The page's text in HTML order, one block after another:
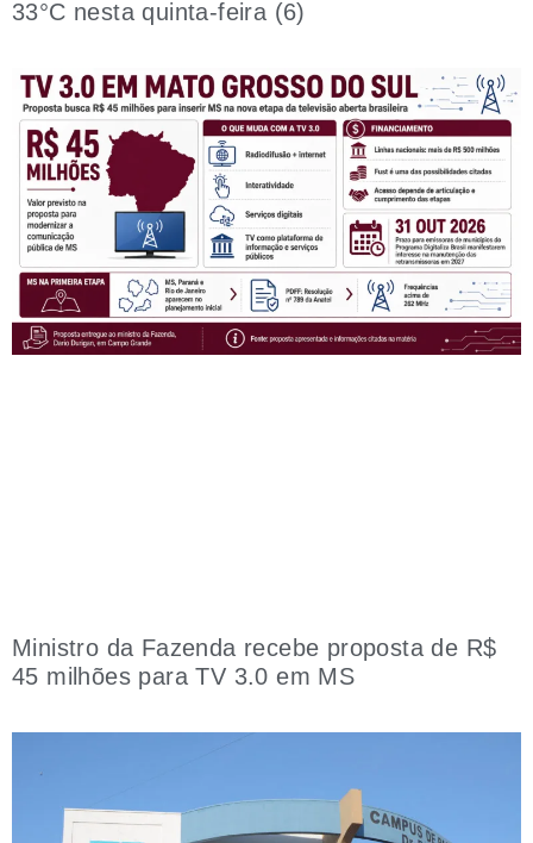
33°C nesta quinta-feira (6)
Ministro da Fazenda recebe proposta de R$
45 milhões para TV 3.0 em MS